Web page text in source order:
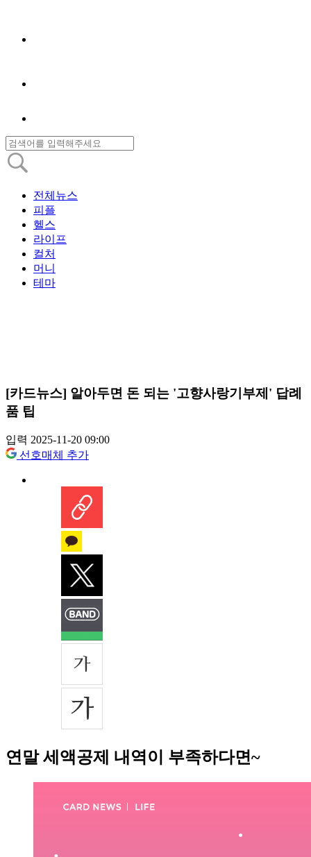
전체뉴스
피플
헬스
라이프
컬처
머니
테마
[카드뉴스] 알아두면 돈 되는 '고향사랑기부제' 답례
품 팁
입력 2025-11-20 09:00
선호매체 추가
연말 세액공제 내역이 부족하다면~